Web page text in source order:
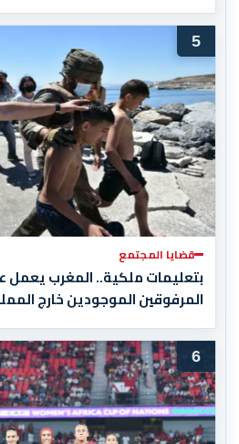
5
قضايا المجتمع
بتعليمات ملكية.. المغرب يعمل
المرفوقين الموجودين خارج
6